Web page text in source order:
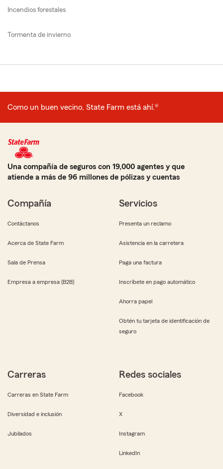
Incendios forestales
Tormenta de invierno
Como un buen vecino, State Farm está ahí.®
Una compañía de seguros con 19,000 agentes y que
atiende a más de 96 millones de pólizas y cuentas
Compañía
Contáctanos
Acerca de State Farm
Sala de Prensa
Empresa a empresa (B2B)
Servicios
Presenta un reclamo
Asistencia en la carretera
Paga una factura
Inscríbete en pago automático
Ahorra papel
Obtén tu tarjeta de identificación de
seguro
Carreras
Carreras en State Farm
Diversidad e inclusión
Jubilados
Redes sociales
Facebook
X
Instagram
LinkedIn